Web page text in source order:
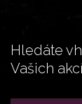
Hledáte
Vašich